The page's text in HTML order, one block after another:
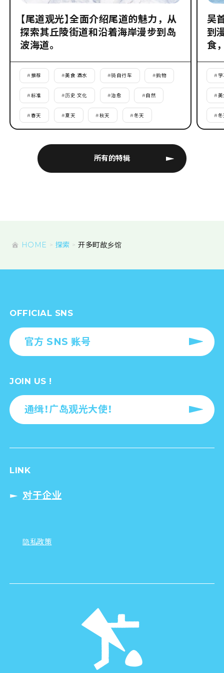
所有的特辑
【尾道观光】全面介绍尾道的魅力，从
探索其丘陵街道和沿着海岸漫步到岛
波海道。
#推荐 #美食·酒水 #骑自行车 #购物
#标准 #历史·文化 #治愈 #自然
#春天 #夏天 #秋天 #冬天
吴
到
食
# 学
#美
#冬
HOME 探索 开多町故乡馆
OFFICIAL SNS
官方 SNS 账号
JOIN US !
通缉！广岛观光大使！
LINK
对于企业
隐私政策